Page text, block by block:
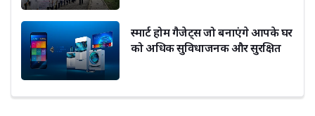
स्मार्ट होम गैजेट्स जो बनाएंगे आपके घर
को अधिक सुविधाजनक और सुरक्षित